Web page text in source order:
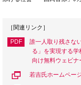
［関連リンク］
PDF
誰一人取り残さな
る」を実現する
向け無料ウェビナ
若吉氏ホームペー